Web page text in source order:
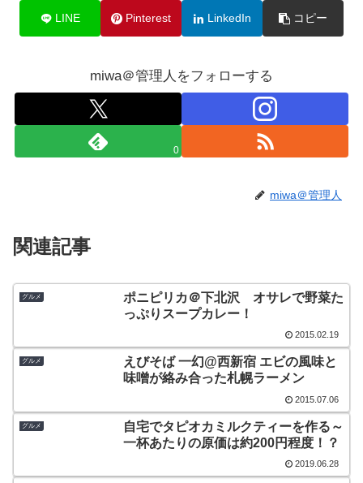
LINE Pinterest LinkedIn コピー
miwa＠管理人をフォローする
0
miwa＠管理人
関連記事
グルメ
ポニピリカ＠下北沢 オサレで野菜た
っぷりスープカレー！
2015.02.19
グルメ
えびそば 一幻@西新宿 エビの風味と
味噌が絡み合った札幌ラーメン
2015.07.06
グルメ
自宅でタピオカミルクティーを作る～
一杯あたりの原価は約200円程度！？
2019.06.28